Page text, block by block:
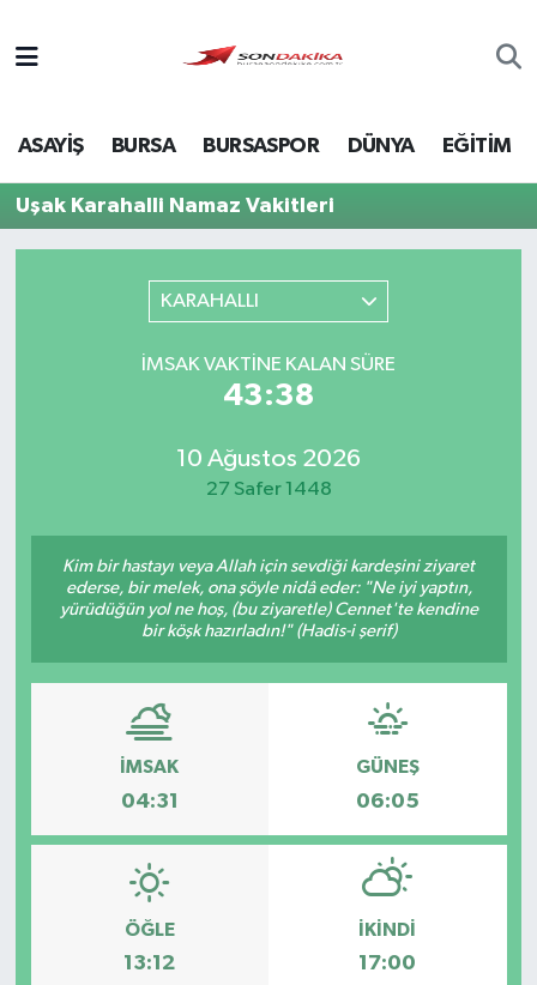
ASAYİŞ BURSA BURSASPOR DÜNYA EĞİTİM
Uşak Karahalli Namaz Vakitleri
KARAHALLI
İMSAK VAKTINE KALAN SÜRE
43:38
10 Ağustos 2026
27 Safer 1448
Kim bir hastayı veya Allah için sevdiği kardeşini ziyaret
ederse, bir melek, ona şöyle nidâ eder: "Ne iyi yaptın,
yürüdüğün yol ne hoş, (bu ziyaretle) Cennet'te kendine
bir köşk hazırladın!" (Hadis-i şerif)
İMSAK
04:31
GÜNEŞ
06:05
ÖĞLE
13:12
İKINDI
17:00
Bursa
Dünya
Sağlık
Türkiye